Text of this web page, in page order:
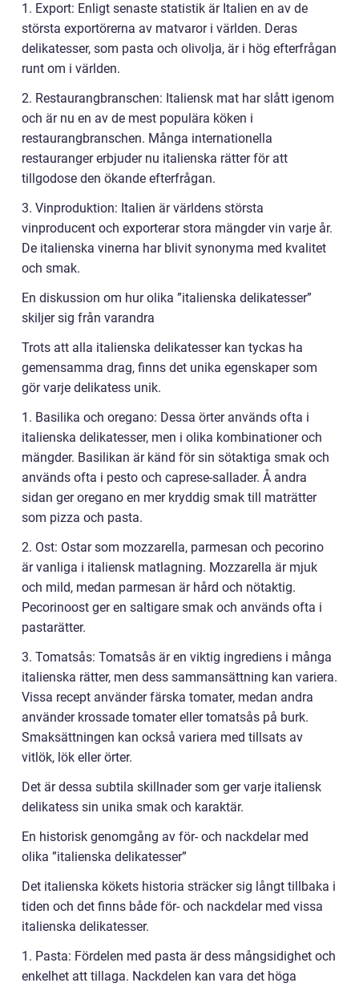
1. Export: Enligt senaste statistik är Italien en av de
största exportörerna av matvaror i världen. Deras
delikatesser, som pasta och olivolja, är i hög efterfrågan
runt om i världen.
2. Restaurangbranschen: Italiensk mat har slått igenom
och är nu en av de mest populära köken i
restaurangbranschen. Många internationella
restauranger erbjuder nu italienska rätter för att
tillgodose den ökande efterfrågan.
3. Vinproduktion: Italien är världens största
vinproducent och exporterar stora mängder vin varje år.
De italienska vinerna har blivit synonyma med kvalitet
och smak.
En diskussion om hur olika ”italienska delikatesser”
skiljer sig från varandra
Trots att alla italienska delikatesser kan tyckas ha
gemensamma drag, finns det unika egenskaper som
gör varje delikatess unik.
1. Basilika och oregano: Dessa örter används ofta i
italienska delikatesser, men i olika kombinationer och
mängder. Basilikan är känd för sin sötaktiga smak och
används ofta i pesto och caprese-sallader. Å andra
sidan ger oregano en mer kryddig smak till maträtter
som pizza och pasta.
2. Ost: Ostar som mozzarella, parmesan och pecorino
är vanliga i italiensk matlagning. Mozzarella är mjuk
och mild, medan parmesan är hård och nötaktig.
Pecorinoost ger en saltigare smak och används ofta i
pastarätter.
3. Tomatsås: Tomatsås är en viktig ingrediens i många
italienska rätter, men dess sammansättning kan variera.
Vissa recept använder färska tomater, medan andra
använder krossade tomater eller tomatsås på burk.
Smaksättningen kan också variera med tillsats av
vitlök, lök eller örter.
Det är dessa subtila skillnader som ger varje italiensk
delikatess sin unika smak och karaktär.
En historisk genomgång av för- och nackdelar med
olika ”italienska delikatesser”
Det italienska kökets historia sträcker sig långt tillbaka i
tiden och det finns både för- och nackdelar med vissa
italienska delikatesser.
1. Pasta: Fördelen med pasta är dess mångsidighet och
enkelhet att tillaga. Nackdelen kan vara det höga